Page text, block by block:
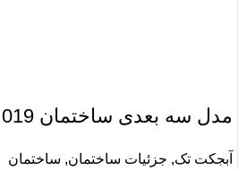
مدل سه بعدی ساختمان 019
آبجکت تک, جزئیات ساختمان, ساختمان